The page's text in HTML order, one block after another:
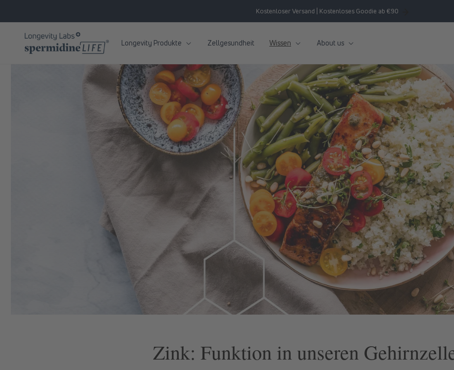
Inhalt
Kostenloser Versand | Kostenloses Goodie ab €90
Longevity Produkte Zellgesundheit Wissen About us
Zink: Funktion in unseren